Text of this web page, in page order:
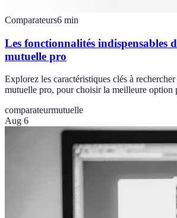
Comparateurs6 min
Les fonctionnalités indispensables
mutuelle pro
Explorez les caractéristiques clés à
mutuelle pro, pour choisir la meilleure option
comparateurmutuelle
Aug 6